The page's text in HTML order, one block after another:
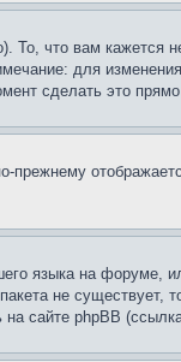
что вам
для
сделать это
прежнему
языка на
не
сайте phpBB